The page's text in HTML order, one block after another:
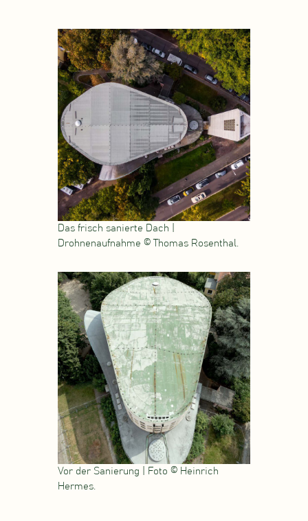
Das frisch sanierte Dach |
Drohnenaufnahme © Thomas Rosenthal.
Vor der Sanierung | Foto © Heinrich
Hermes.